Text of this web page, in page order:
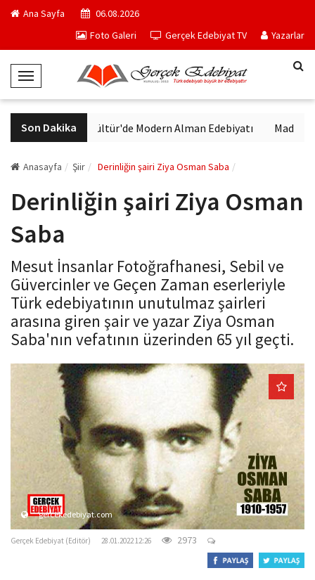
Ana Sayfa
06.08.2026
Foto Galeri
Gerçek Edebiyat TV Yazarlar
T
o
g
g
e
a
i
a
t
i
o
n
Son Dakika
VakıfBank Kültür'de Modern Alman Edebiyatı Madrid
Anasayfa Şiir Derinliğin şairi Ziya Osman Saba
Derinliğin şairi Ziya Osman
Saba
Mesut İnsanlar Fotoğrafhanesi, Sebil ve
Güvercinler ve Geçen Zaman eserleriyle
Türk edebiyatının unutulmaz şairleri
arasına giren şair ve yazar Ziya Osman
Saba'nın vefatının üzerinden 65 yıl geçti.
gercekedebiyat.com
Gerçek Edebiyat (Editör) 28.01.2022 12:26 2973